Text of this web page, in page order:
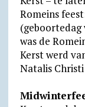
Romeins
(geboortedag
was de
Kerst werd
Natalis